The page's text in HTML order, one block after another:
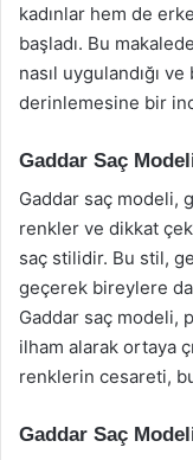
kadınlar hem de
başladı. Bu
nasıl uygulandığı
derinlemesine bir
Gaddar Saç
Gaddar saç modeli,
renkler ve dikkat
saç stilidir. Bu stil,
geçerek bireylere
Gaddar saç modeli,
ilham alarak ortaya
renklerin cesareti,
Gaddar Saç